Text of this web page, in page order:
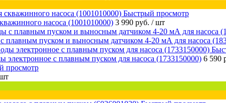
Быстрый просмотр
насоса (1001010000) 3 990 руб. / шт
пуском и выносным датчиком 4-20 мА для насоса
с плавным пуском для насоса (1733150000) 6 590
просмотр